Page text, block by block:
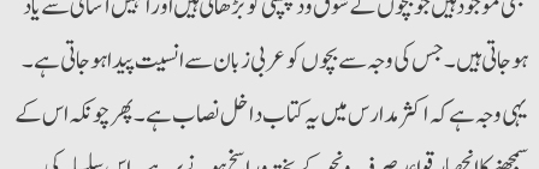
ہو جاتی ہیں۔ جس کی وجہ سے بچوں کو عربی زبان سے انسیت پیدا ہو جاتی ہے۔
یہی وجہ ہے کہ اکثر مدارس میں یہ کتاب داخل نصاب ہے۔ پھر چونکہ اس کے